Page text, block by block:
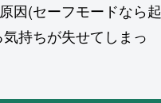
因(セーフモードなら起
持ちが失せてしまっ